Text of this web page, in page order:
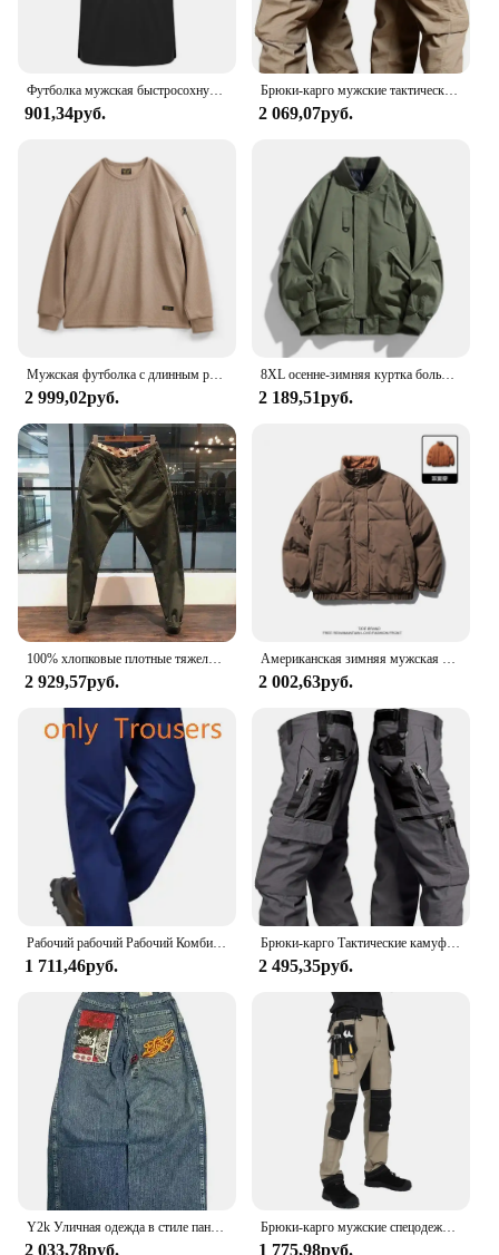
Футболка мужская быстросохнущая с коротким рукавом, тактическая спортивная дышащая одежда для работы, бега, походов, повседневная с коротким рукавом, лето
901,34руб.
Брюки-карго мужские тактические, штаны для работы на открытом воздухе, много карманов, водонепроницаемые, для походов, осень-весна
2 069,07руб.
Мужская футболка с длинным рукавом и круглым вырезом
2 999,02руб.
8XL осенне-зимняя куртка больших размеров, мужское свободное модное пальто, куртка-бомбер 130 кг, мужская рабочая одежда, куртка-карго, уличная верхняя одежда
2 189,51руб.
100% хлопковые плотные тяжелые мужские брюки в стиле ретро, американские повседневные узкие прямые брюки для парней, весенняя одежда высокого качества
2 929,57руб.
Американская зимняя мужская и женская двусторонняя рабочая одежда в стиле ретро, толстая куртка для пар, свободный повседневный топ с воротником-стойкой
2 002,63руб.
Рабочий рабочий Рабочий Комбинезон, сварочный костюм для авто, ремонтников, мастерских, механических работ, брюки, Сварочная одежда, комбинезон, спецодежда
1 711,46руб.
Брюки-карго Тактические камуфляжные, водонепроницаемые износостойкие брюки с несколькими карманами для тренировок на открытом воздухе
2 495,35руб.
Y2k Уличная одежда в стиле панк, хип-хоп, джинсы, спецодежда на западном побережье, рваный рэп, свободная одежда больших размеров, мужские брюки для мытья полов
2 033,78руб.
Брюки-карго мужские спецодежда с несколькими карманами уличные походные брюки для бега рабочие брюки мужские с наколенниками
1 775,98руб.